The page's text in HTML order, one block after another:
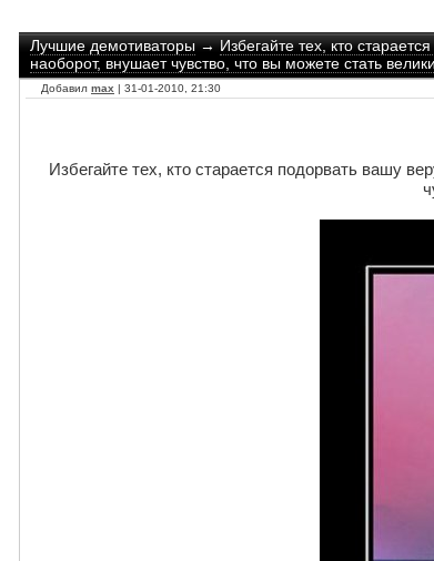
Лучшие демотиваторы→Избегайте тех, кто
наоборот, внушает чувство, что вы можете стать
Добавил max | 31-01-2010, 21:30
Избегайте тех, кто старается подорвать вашу